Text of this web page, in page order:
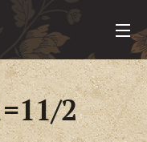
2